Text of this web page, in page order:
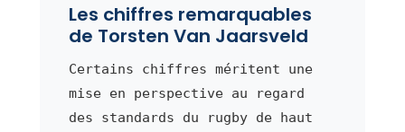
Les chiffres remarquables
de Torsten Van Jaarsveld
Certains chiffres méritent une
mise en perspective au regard
des standards du rugby de haut